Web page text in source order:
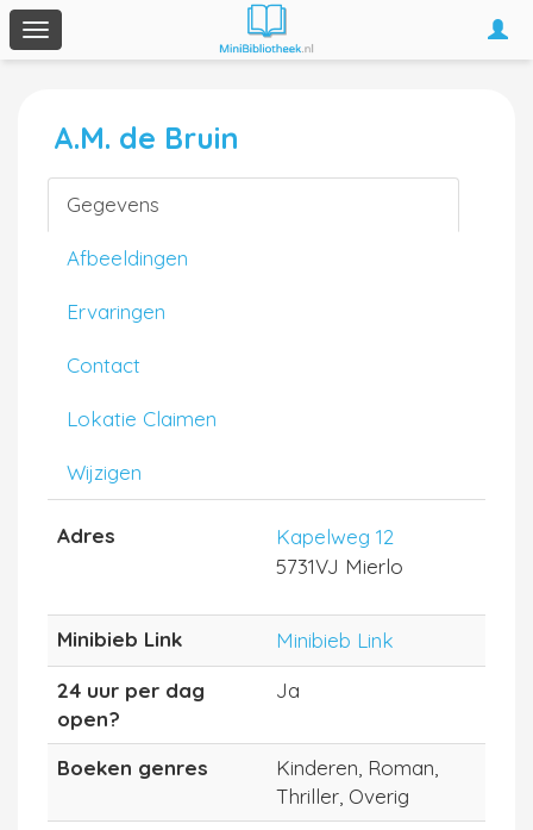
Toggle
navigation
A.M. de Bruin
Gegevens
Afbeeldingen
Ervaringen
Contact
Lokatie Claimen
Wijzigen
Adres
Kapelweg 12
5731VJ Mierlo
Minibieb Link
Minibieb Link
24 uur per dag
open?
Ja
Boeken genres
Kinderen, Roman,
Thriller, Overig